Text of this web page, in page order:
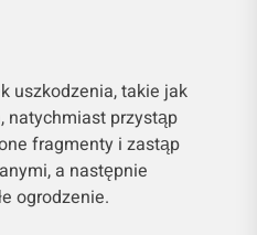
uszkodzenia, takie jak
natychmiast przystąp
fragmenty i zastąp
a następnie
ogrodzenie.